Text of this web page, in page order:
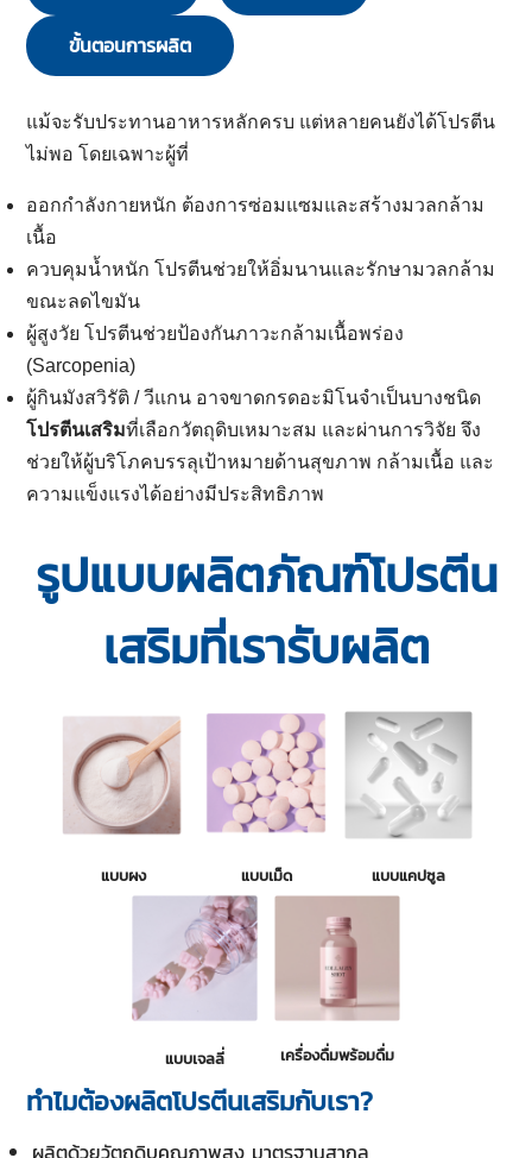
ขั้นตอนการผลิต
แม้จะรับประทานอาหารหลักครบ แต่หลายคนยังได้โปรตีน
ไม่พอ โดยเฉพาะผู้ที่
ออกกำลังกายหนัก ต้องการซ่อมแซมและสร้างมวลกล้าม
เนื้อ
ควบคุมน้ำหนัก โปรตีนช่วยให้อิ่มนานและรักษามวลกล้าม
ขณะลดไขมัน
ผู้สูงวัย โปรตีนช่วยป้องกันภาวะกล้ามเนื้อพร่อง
(Sarcopenia)
ผู้กินมังสวิรัติ / วีแกน อาจขาดกรดอะมิโนจำเป็นบางชนิด
โปรตีนเสริมที่เลือกวัตถุดิบเหมาะสม และผ่านการวิจัย จึง
ช่วยให้ผู้บริโภคบรรลุเป้าหมายด้านสุขภาพ กล้ามเนื้อ และ
ความแข็งแรงได้อย่างมีประสิทธิภาพ
รูปแบบผลิตภัณฑ์โปรตีน
เสริมที่เรารับผลิต
แบบผง แบบเม็ด แบบแคปซูล
แบบเจลลี่ เครื่องดื่มพร้อมดื่ม
ทำไมต้องผลิตโปรตีนเสริมกับเรา?
ผลิตด้วยวัตถุดิบคุณภาพสูง มาตรฐานสากล